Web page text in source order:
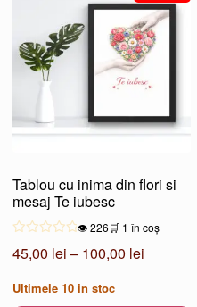
multe
variații.
pot
fi
în
pagina
produsului.
Tablou cu inima din flori si
mesaj Te iubesc
👁️ 226🛒 1 în coș
45,00 lei – 100,00 lei
Ultimele 10 in stoc